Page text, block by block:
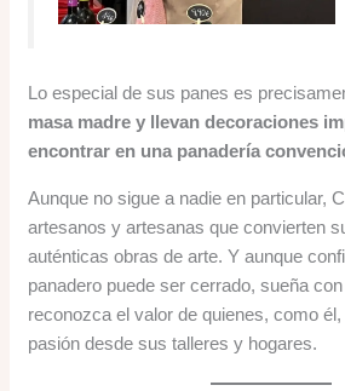
Lo especial de sus panes es
masa madre y llevan decoraciones
encontrar en una panadería
Aunque no sigue a nadie en particular,
artesanos y artesanas que convierten
auténticas obras de arte. Y aunque
panadero puede ser cerrado, sueña
reconozca el valor de quienes, como
pasión desde sus talleres y hogares.